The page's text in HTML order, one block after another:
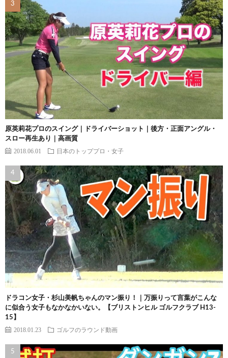
原英莉花プロのスイング｜ドライバーショット｜後方・正面アングル・
スロー再生あり｜高画質
2018.06.01 日本のトッププロ・女子
ドラコン女子・杉山美帆ちゃんのマン振り！｜万振りって言葉がこんな
に似合う女子もなかなかいない。【ブリストンヒル ゴルフクラブ H13-
15】
2018.01.23 ゴルフのラウンド動画